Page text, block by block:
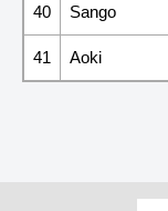
40 Sango
41 Aoki